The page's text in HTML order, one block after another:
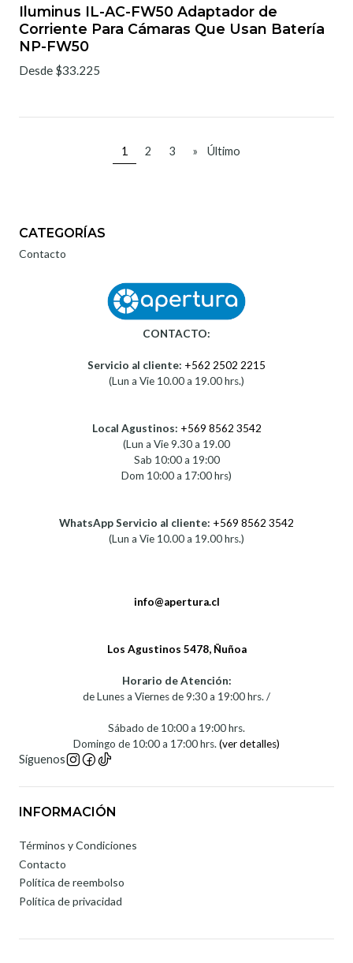
Iluminus IL-AC-FW50 Adaptador de
Corriente Para Cámaras Que Usan Batería
NP-FW50
Desde $33.225
1 2 3 » Último
CATEGORÍAS
Contacto
CONTACTO:
Servicio al cliente: +562 2502 2215
(Lun a Vie 10.00 a 19.00 hrs.)
Local Agustinos: +569 8562 3542
(Lun a Vie 9.30 a 19.00
Sab 10:00 a 19:00
Dom 10:00 a 17:00 hrs)
WhatsApp Servicio al cliente: +569 8562 3542
(Lun a Vie 10.00 a 19.00 hrs.)
info@apertura.cl
Los Agustinos 5478, Ñuñoa
Horario de Atención:
de Lunes a Viernes de 9:30 a 19:00 hrs. /
Sábado de 10:00 a 19:00 hrs.
Domingo de 10:00 a 17:00 hrs.(ver detalles)
Síguenos
INFORMACIÓN
Términos y Condiciones
Contacto
Política de reembolso
Política de privacidad